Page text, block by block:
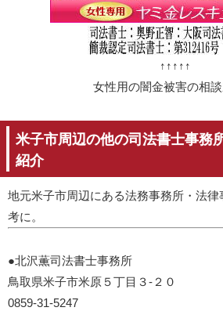
↑↑↑↑↑
女性用の闇金被害の相談
米子市周辺の他の司法書士事務
紹介
地元米子市周辺にある法務事務所・法
考に。
●北沢薫司法書士事務所
鳥取県米子市米原５丁目３-２０
0859-31-5247